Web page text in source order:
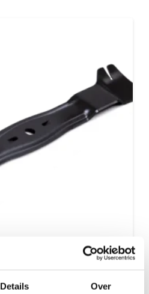
Details Over